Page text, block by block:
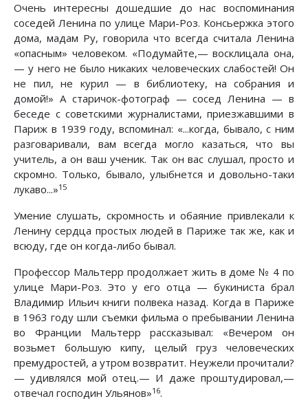
Очень интересны дошедшие до нас воспоминания
соседей Ленина по улице Мари-Роз. Консьержка этого
дома, мадам Ру, говорила что всегда считала Ленина
«опасным» человеком. «Подумайте,— восклицала она,
— у него не было никаких человеческих слабостей! Он
не пил, не курил — в библиотеку, на собрания и
домой!» А старичок-фотограф — сосед Ленина — в
беседе с советскими журналистами, приезжавшими в
Париж в 1939 году, вспоминал: «...когда, бывало, с ним
разговаривали, вам всегда могло казаться, что вы
учитель, а он ваш ученик. Так он вас слушал, просто и
скромно. Только, бывало, улыбнется и довольно-таки
лукаво...»15
Умение слушать, скромность и обаяние привлекали к
Ленину сердца простых людей в Париже так же, как и
всюду, где он когда-либо бывал.
Профессор Мальтерр продолжает жить в доме № 4 по
улице Мари-Роз. Это у его отца — букиниста брал
Владимир Ильич книги полвека назад. Когда в Париже
в 1963 году шли съемки фильма о пребывании Ленина
во Франции Мальтерр рассказывал: «Вечером он
возьмет большую кипу, целый груз человеческих
премудростей, а утром возвратит. Неужели прочитали?
— удивлялся мой отец.— И даже проштудировал,—
отвечал господин Ульянов»16.